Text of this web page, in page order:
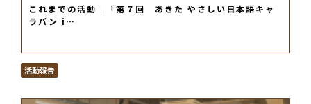
これまでの活動｜「第７回 あきた やさしい日本語キャ
ラバン i…
活動報告